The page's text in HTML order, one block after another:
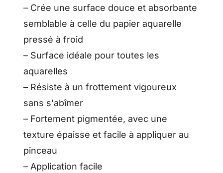
– Crée une surface douce et absorbante
semblable à celle du papier aquarelle
pressé à froid
– Surface idéale pour toutes les
aquarelles
– Résiste à un frottement vigoureux
sans s'abîmer
– Fortement pigmentée, avec une
texture épaisse et facile à appliquer au
pinceau
– Application facile